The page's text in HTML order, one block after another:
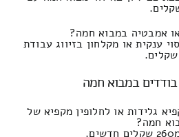
אמבטיה במבוא חמה?
ענקית או מקלחון בזיווג עבודת
במבוא חמה
גלידות או לחלופין מקפיא של
חמה?